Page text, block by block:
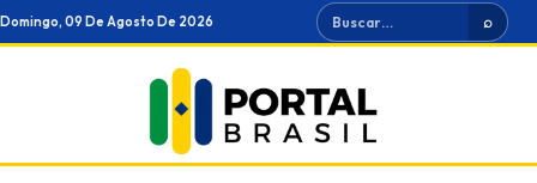
Ir
para
Domingo, 09 De Agosto De 2026 Buscar ⌕